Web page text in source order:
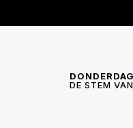
DE STEM